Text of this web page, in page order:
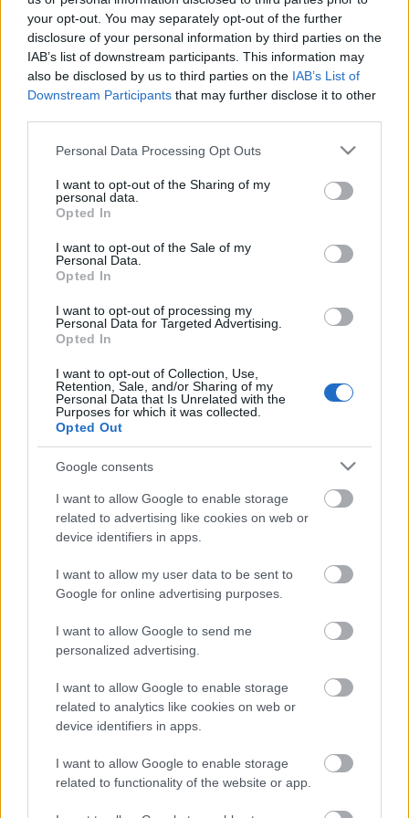
your opt-out. You may separately opt-out of the further
disclosure of your personal information by third parties on the
IAB’s list of downstream participants. This information may
also be disclosed by us to third parties on the IAB’s List of
Downstream Participants that may further disclose it to other
Please note that this website/app uses one or more Google
not limited to your visit or usage behaviour. You may click to
grant or deny consent to Google and its third-party tags to
use your data for below specified purposes in below Google
consent section.
Personal Data Processing Opt Outs
I want to opt-out of the Sharing of my
personal data.
Opted In
I want to opt-out of the Sale of my
Personal Data.
Opted In
I want to opt-out of processing my
Personal Data for Targeted Advertising.
Opted In
I want to opt-out of Collection, Use,
Retention, Sale, and/or Sharing of my
Personal Data that Is Unrelated with the
Purposes for which it was collected.
Opted Out
Google consents
I want to allow Google to enable storage
related to advertising like cookies on web or
device identifiers in apps.
I want to allow my user data to be sent to
Google for online advertising purposes.
I want to allow Google to send me
personalized advertising.
I want to allow Google to enable storage
related to analytics like cookies on web or
device identifiers in apps.
I want to allow Google to enable storage
related to functionality of the website or app.
kísérleteztek, ami frissebb és agresszívebb
megszólalást ad az új daloknak.
A banda az elmúlt év első felében a The Poison20.
évfordulóját ünnepelte európai és észak-amerikai
turnékkal, valamint közös koncertekkel az Trivium
társaságában, akik szintén jubileumot ültek az
Ascendancyalbum kapcsán.
A 2005-ben megjelentThe Poison máig a
Bullet For
My Valentinelegismertebb lemezének számít, és
komoly szerepet játszott abban, hogy a walesi
metalcore csapat nemzetközi szinten is berobbanjon
a köztudatba. Az új album megjelenésével a zenekar
várhatóan ismét hosszabb turnéciklusba kezd majd,
amely akár másfél évig is eltarthat.
Címkék:bullet for my valentine
Ajánlott bejegyzések:
következő albuma
A mi közelünkbe is eljut a Trivium és a
Bullet For My Valentine közös ünnepi
turnéja
Bullet For My Valentine